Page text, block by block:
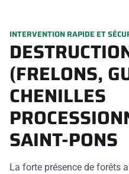
INTERVENTION RAPIDE ET
(FRELONS,
CHENILLES
SAINT-PONS
La forte présence de forêts